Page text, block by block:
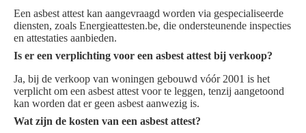
Een asbest attest kan aangevraagd worden via gespecialiseerde
diensten, zoals Energieattesten.be, die ondersteunende inspecties
en attestaties aanbieden.
Is er een verplichting voor een asbest attest bij verkoop?
Ja, bij de verkoop van woningen gebouwd vóór 2001 is het
verplicht om een asbest attest voor te leggen, tenzij aangetoond
kan worden dat er geen asbest aanwezig is.
Wat zijn de kosten van een asbest attest?